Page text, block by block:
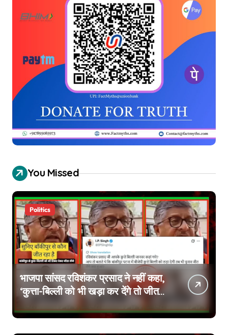
You Missed
Politics
भाजपा सांसद रविशंकर प्रसाद ने नहीं कहा,
‘कुत्ता-बिल्ली को भी खड़ा कर देंगे तो जीत
जाएंगे’, वायरल वीडियो एडिटेड है